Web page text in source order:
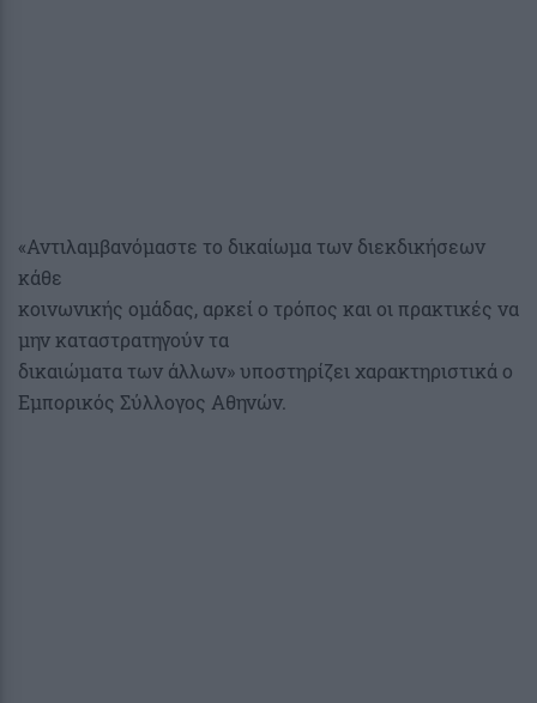
«Αντιλαμβανόμαστε το δικαίωμα των διεκδικήσεων
κάθε
κοινωνικής ομάδας, αρκεί ο τρόπος και οι πρακτικές να
μην καταστρατηγούν τα
δικαιώματα των άλλων» υποστηρίζει χαρακτηριστικά ο
Εμπορικός Σύλλογος Αθηνών.